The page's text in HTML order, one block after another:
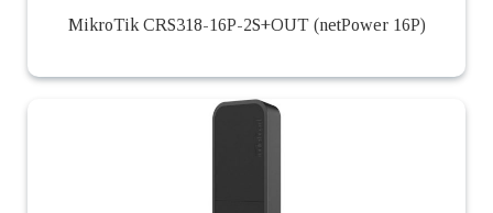
MikroTik CRS318-16P-2S+OUT (netPower 16P)